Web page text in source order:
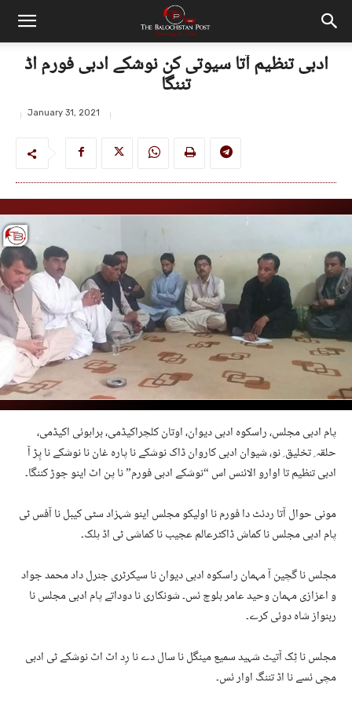
ادبی تنظیم آتا سیوتی کن نوشکے ادبی فورم اڈ
تننگا
January 31, 2021
پام ادبی مجلس، راسکوہ ادبی دیوان، اوتان کلچراکیڈمی، براہوئی اکیڈمی،
حلقہ ِ تخلیق ِ نو، شیوان ادبی کاروان ڈاک نوشکے نا پارہ غان نا نوشکے نا پِڑ آ
ادبی تنظیم تا اوارو الائنس اس “نوشکے ادبی فورم” نا پن اٹ اینو جوڑ کننگا۔
مونی حوال آتا ردئٹ دا فورم نا اولیکو مجلس اینو شہزاد سٹی کیبل نا آفس ٹی
پام ادبی مجلس نا کماش ڈاکٹرعالم عجیب نا کماشی ٹی اڈ ہلک۔
مجلس نا گچین آ مہمان راسکوہ ادبی دیوان نا سیکرٹری جنرل داد محمد جواد
و اعزازی مہمان وحید عامر بلوچ ئس۔ شونکاری نا دوداتے پام ادبی مجلس نا
ربنواز شاہ دوئی کرے۔
مجلس نا ٹِک آتیٹ شہید سمیع مینگل نا سال دے نا رِد اٹ اٹ نوشکے ٹی ادبی
مچی ئسے نا اڈ تننگ اوار ئس۔